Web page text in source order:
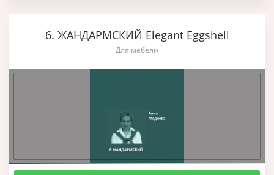
6. ЖАНДАРМСКИЙ Elegant Eggshell
Для мебели